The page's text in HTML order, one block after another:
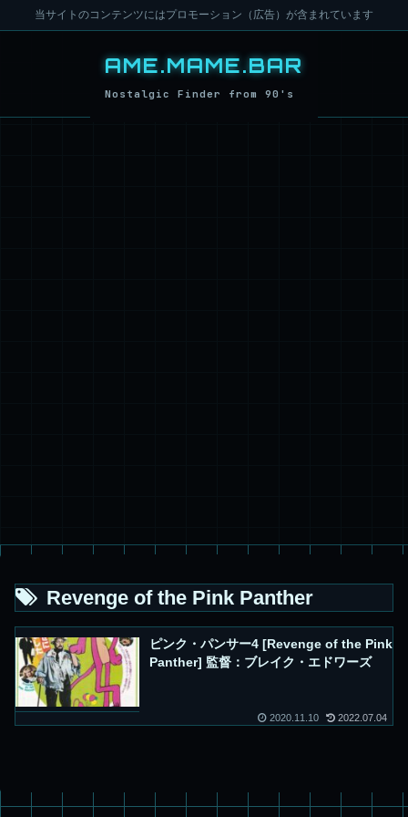
当サイトのコンテンツにはプロモーション（広告）が含まれています
Revenge of the Pink Panther
ピンク・パンサー4 [Revenge of the Pink
Panther] 監督：ブレイク・エドワーズ
2020.11.10 2022.07.04